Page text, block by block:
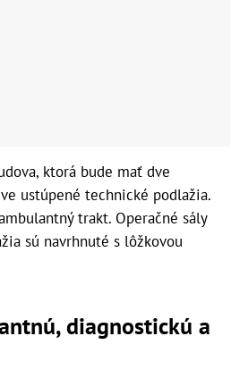
ktorá bude mať dve
ustúpené technické podlažia.
trakt. Operačné sály
sú navrhnuté s lôžkovou
diagnostickú a